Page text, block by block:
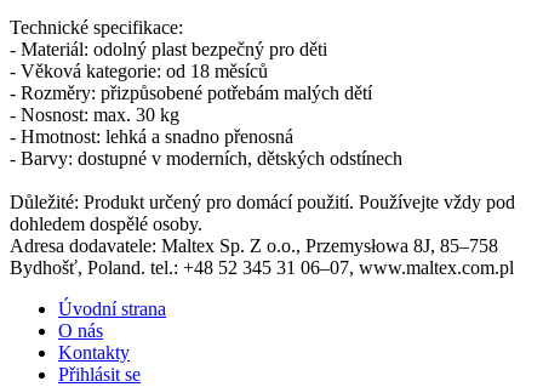
Technické specifikace:
- Materiál: odolný plast bezpečný pro děti
- Věková kategorie: od 18 měsíců
- Rozměry: přizpůsobené potřebám malých dětí
- Nosnost: max. 30 kg
- Hmotnost: lehká a snadno přenosná
- Barvy: dostupné v moderních, dětských odstínech
Důležité: Produkt určený pro domácí použití. Používejte vždy pod
dohledem dospělé osoby.
Adresa dodavatele: Maltex Sp. Z o.o., Przemysłowa 8J, 85–758
Bydhošť, Poland. tel.: +48 52 345 31 06–07, www.maltex.com.pl
Úvodní strana
O nás
Kontakty
Přihlásit se